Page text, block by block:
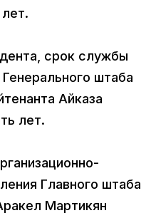
срок службы
штаба
Айказа
лет.
Главного штаба
Мартикян